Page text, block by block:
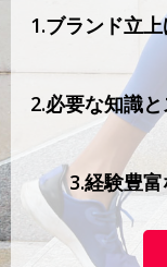
1.ブランド立
2.必要な知識
3.経験豊